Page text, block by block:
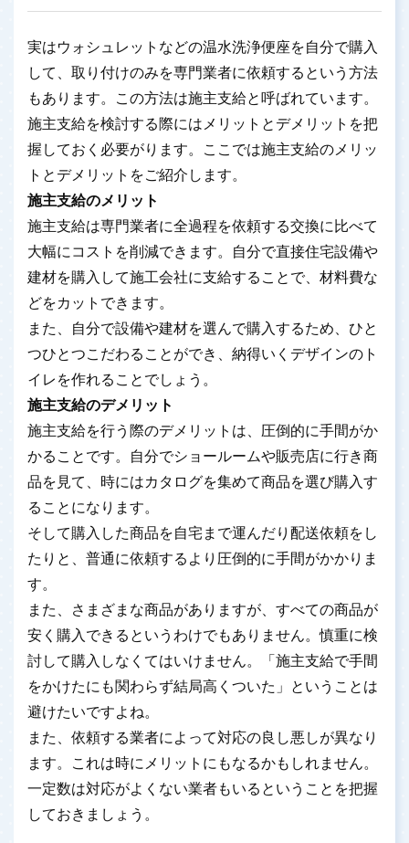
実はウォシュレットなどの温水洗浄便座を自分で購入
して、取り付けのみを専門業者に依頼するという方法
もあります。この方法は施主支給と呼ばれています。
施主支給を検討する際にはメリットとデメリットを把
握しておく必要がります。ここでは施主支給のメリッ
トとデメリットをご紹介します。
施主支給のメリット
施主支給は専門業者に全過程を依頼する交換に比べて
大幅にコストを削減できます。自分で直接住宅設備や
建材を購入して施工会社に支給することで、材料費な
どをカットできます。
また、自分で設備や建材を選んで購入するため、ひと
つひとつこだわることができ、納得いくデザインのト
イレを作れることでしょう。
施主支給のデメリット
施主支給を行う際のデメリットは、圧倒的に手間がか
かることです。自分でショールームや販売店に行き商
品を見て、時にはカタログを集めて商品を選び購入す
ることになります。
そして購入した商品を自宅まで運んだり配送依頼をし
たりと、普通に依頼するより圧倒的に手間がかかりま
す。
また、さまざまな商品がありますが、すべての商品が
安く購入できるというわけでもありません。慎重に検
討して購入しなくてはいけません。「施主支給で手間
をかけたにも関わらず結局高くついた」ということは
避けたいですよね。
また、依頼する業者によって対応の良し悪しが異なり
ます。これは時にメリットにもなるかもしれません。
一定数は対応がよくない業者もいるということを把握
しておきましょう。